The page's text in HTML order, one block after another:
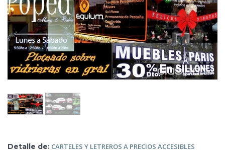
Detalle de: CARTELES Y LETREROS A PRECIOS ACCESIBLES